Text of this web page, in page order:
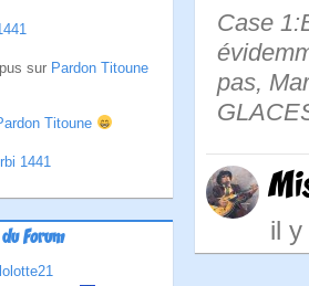
sur Pardon Titoune
Titoune
1441
Forum
lolotte21
Case
pas,
il